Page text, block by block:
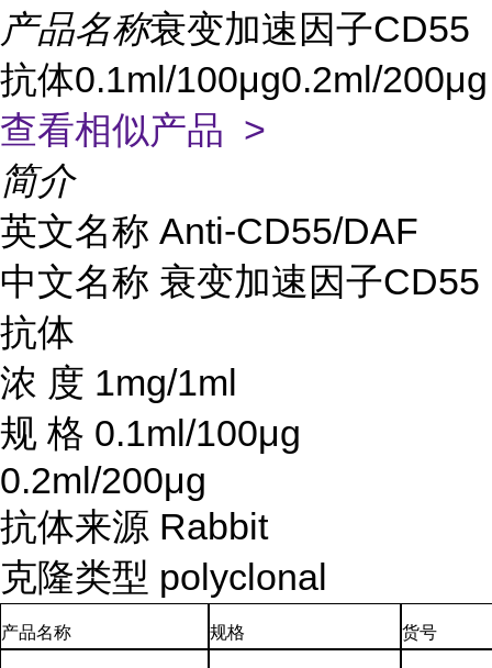
产品名称衰变加速因子CD55
抗体0.1ml/100μg0.2ml/200μg
查看相似产品 >
简介
英文名称 Anti-CD55/DAF
中文名称 衰变加速因子CD55
抗体
浓 度 1mg/1ml
规 格 0.1ml/100μg
0.2ml/200μg
抗体来源 Rabbit
克隆类型 polyclonal
产品名称 规格 货号